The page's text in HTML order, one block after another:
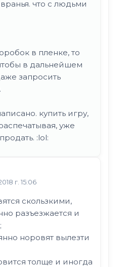
что с людьми
в пленке, то
в дальнейшем
запросить
купить игру,
уже
:lol:
г. 15:06
скользкими,
разъезжается и
норовят вылезти
толще и иногда